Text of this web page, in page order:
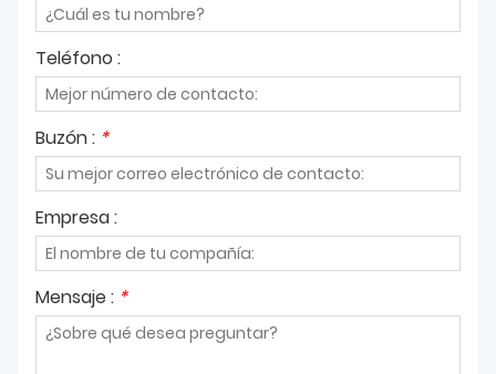
Teléfono :
Buzón : *
Empresa :
Mensaje : *